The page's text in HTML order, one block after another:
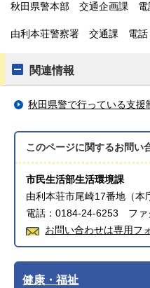
秋田県警本部 交通企画課
由利本荘警察署 交通課 電
関連情報
秋田県警で行っている支援
このページに関するお問い
市民生活部生活環境課
由利本荘市尾崎17番地（本
電話：0184-24-6253 ファ
お問い合わせは専用フ
健康・福祉